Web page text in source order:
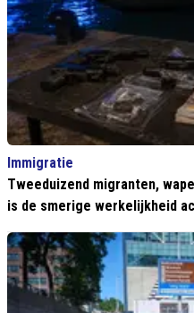
Immigratie
Tweeduizend migranten,
is de smerige werkelijkheid